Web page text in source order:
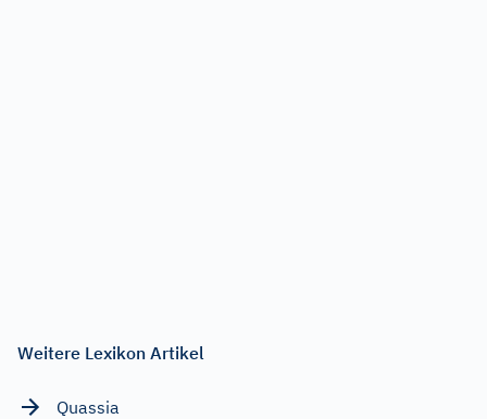
Weitere Lexikon Artikel
Quassia